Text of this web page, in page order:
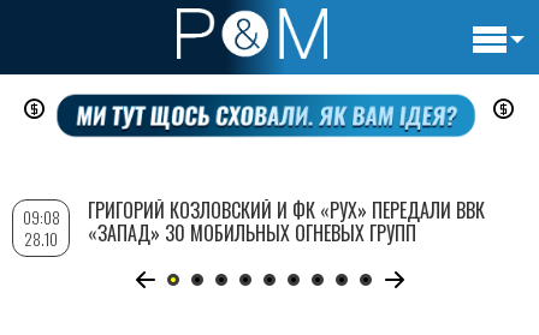
Перейти
содержанию
09:08
28.10
ГРИГОРИЙ КОЗЛОВСКИЙ И ФК «РУХ» ПЕРЕДАЛИ ВВК
«ЗАПАД» 30 МОБИЛЬНЫХ ОГНЕВЫХ ГРУПП